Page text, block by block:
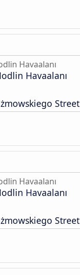
Havaalanı
Havaalanı
Street
Havaalanı
Havaalanı
Street